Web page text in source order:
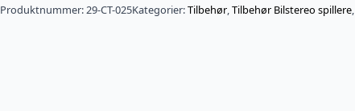
Produktnummer:29-CT-025Kategorier:Tilbehør,Tilbehør Bilstereo spillere,